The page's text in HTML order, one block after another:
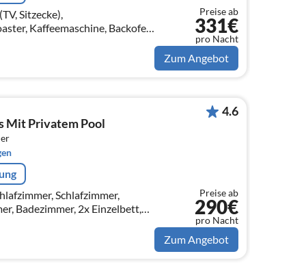
Sitzecke),
Kaffeemaschine, Backofen,
Preise ab
331€
pro Nacht
Zum Angebot
Mit Privatem Pool
Schlafzimmer,
Badezimmer, 2x Einzelbett,
4.6
Preise ab
290€
pro Nacht
Zum Angebot